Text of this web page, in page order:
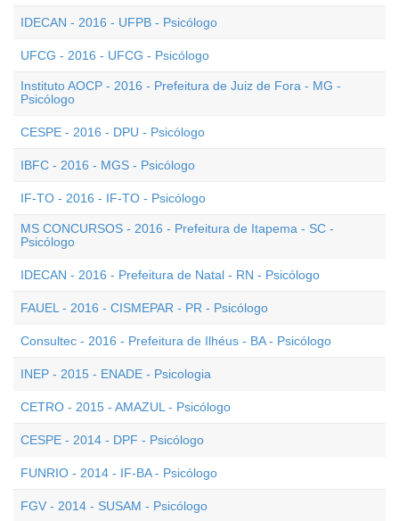
IDECAN - 2016 - UFPB - Psicólogo
UFCG - 2016 - UFCG - Psicólogo
Instituto AOCP - 2016 - Prefeitura de Juiz de Fora - MG -
Psicólogo
CESPE - 2016 - DPU - Psicólogo
IBFC - 2016 - MGS - Psicólogo
IF-TO - 2016 - IF-TO - Psicólogo
MS CONCURSOS - 2016 - Prefeitura de Itapema - SC -
Psicólogo
IDECAN - 2016 - Prefeitura de Natal - RN - Psicólogo
FAUEL - 2016 - CISMEPAR - PR - Psicólogo
Consultec - 2016 - Prefeitura de Ilhéus - BA - Psicólogo
INEP - 2015 - ENADE - Psicologia
CETRO - 2015 - AMAZUL - Psicólogo
CESPE - 2014 - DPF - Psicólogo
FUNRIO - 2014 - IF-BA - Psicólogo
FGV - 2014 - SUSAM - Psicólogo